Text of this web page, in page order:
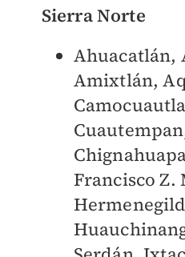
Sierra Norte
Ahuacatlán,
Amixtlán,
Francisco Z.